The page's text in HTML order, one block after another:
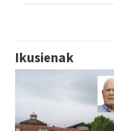
Ikusienak